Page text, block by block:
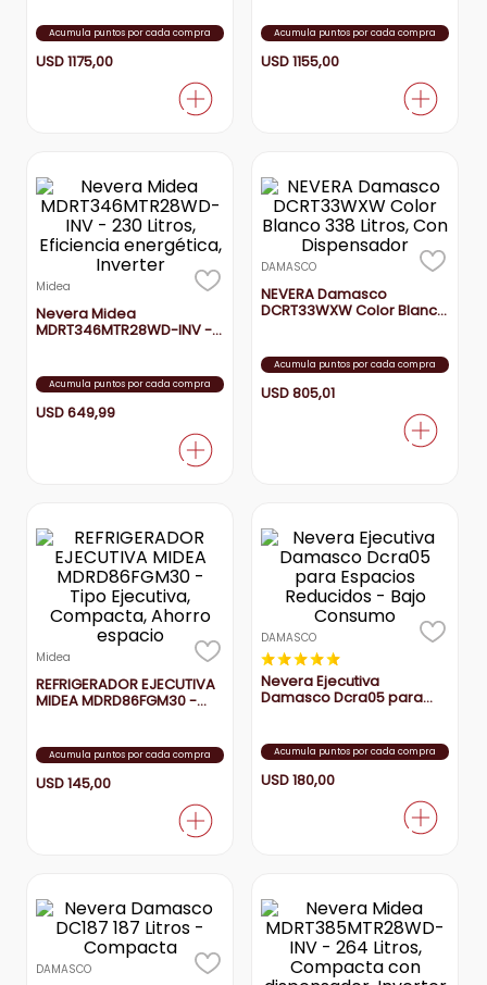
Acumula puntos por cada compra
USD1175,00
Acumula puntos por cada compra
USD1155,00
Midea
Nevera Midea
MDRT346MTR28WD-INV -
Acumula puntos por cada compra
USD649,99
DAMASCO
NEVERA Damasco
DCRT33WXW Color Blanco
Acumula puntos por cada compra
USD805,01
Midea
REFRIGERADOR EJECUTIVA
MIDEA MDRD86FGM30 -
Acumula puntos por cada compra
USD145,00
★★★★★
DAMASCO
Nevera Ejecutiva
Damasco Dcra05 para
Acumula puntos por cada compra
USD180,00
DAMASCO